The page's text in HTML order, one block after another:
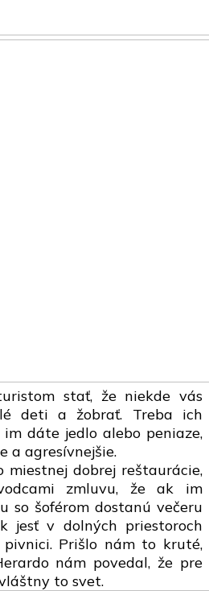
stať, že niekde vás
deti a žobrať. Treba ich
dáte jedlo alebo peniaze,
a agresívnejšie.
miestnej dobrej reštaurácie,
zmluvu, že ak im
so šoférom dostanú večeru
jesť v dolných priestoroch
Prišlo nám to kruté,
nám povedal, že pre
to svet.